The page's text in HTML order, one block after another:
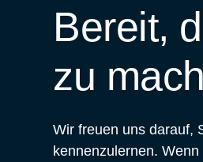
Bereit,
zu
Wir freuen uns darauf,
kennenzulernen.